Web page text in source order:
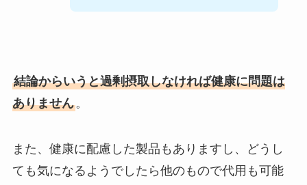
結論からいうと過剰摂取しなければ健康に問題は
ありません。
また、健康に配慮した製品もありますし、どうし
ても気になるようでしたら他のもので代用も可能